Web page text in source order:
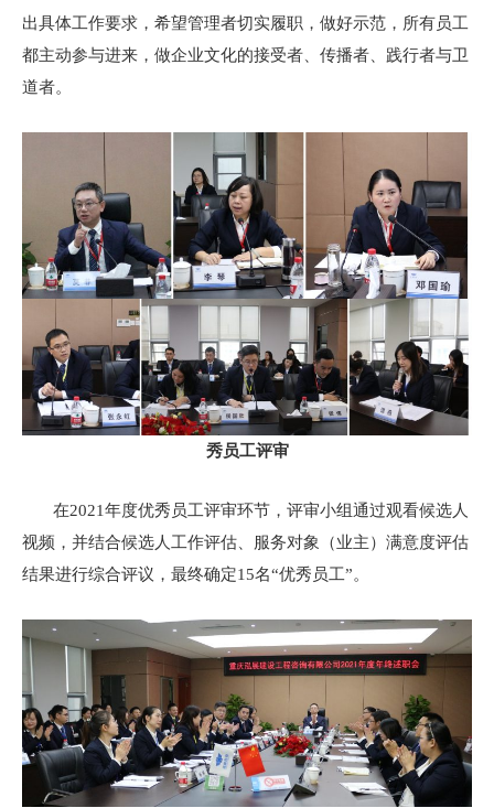
出具体工作要求，希望管理者切实履职，做好示范，所有员工
都主动参与进来，做企业文化的接受者、传播者、践行者与卫
道者。
秀员工评审
在2021年度优秀员工评审环节，评审小组通过观看候选人
视频，并结合候选人工作评估、服务对象（业主）满意度评估
结果进行综合评议，最终确定15名“优秀员工”。